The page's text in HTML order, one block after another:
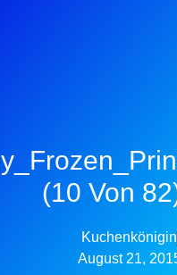
(10 Von
Kuchenkönigin
August 21,